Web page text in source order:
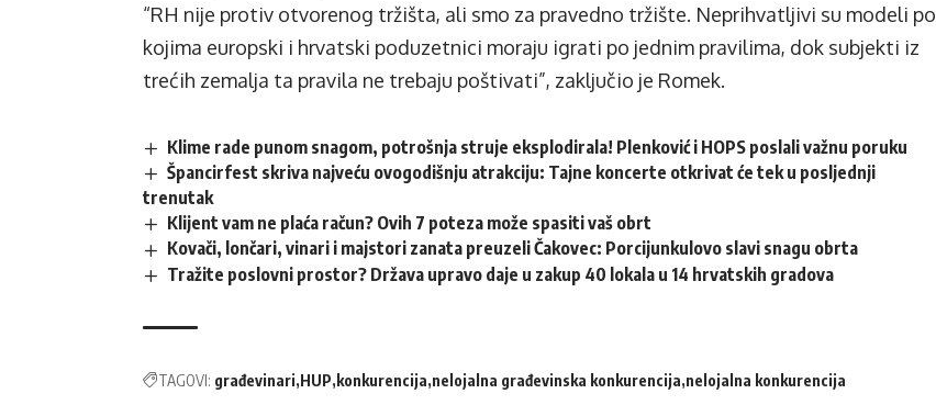
“RH nije protiv otvorenog tržišta, ali smo za pravedno tržište. Neprihvatljivi su modeli po
kojima europski i hrvatski poduzetnici moraju igrati po jednim pravilima, dok subjekti iz
trećih zemalja ta pravila ne trebaju poštivati”, zaključio je Romek.
Klime rade punom snagom, potrošnja struje eksplodirala! Plenković i HOPS poslali važnu poruku
Špancirfest skriva najveću ovogodišnju atrakciju: Tajne koncerte otkrivat će tek u posljednji
trenutak
Klijent vam ne plaća račun? Ovih 7 poteza može spasiti vaš obrt
Kovači, lončari, vinari i majstori zanata preuzeli Čakovec: Porcijunkulovo slavi snagu obrta
Tražite poslovni prostor? Država upravo daje u zakup 40 lokala u 14 hrvatskih gradova
TAGOVI: građevinari HUP konkurencija nelojalna građevinska konkurencija nelojalna konkurencija